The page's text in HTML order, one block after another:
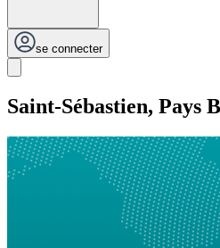
se connecter
Saint-Sébastien, Pays